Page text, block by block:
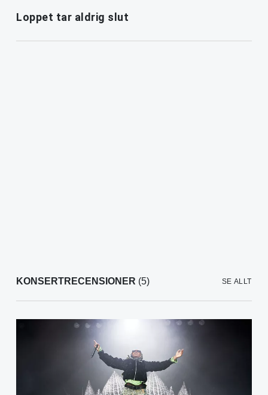
Loppet tar aldrig slut
KONSERTRECENSIONER (5) SE ALLT